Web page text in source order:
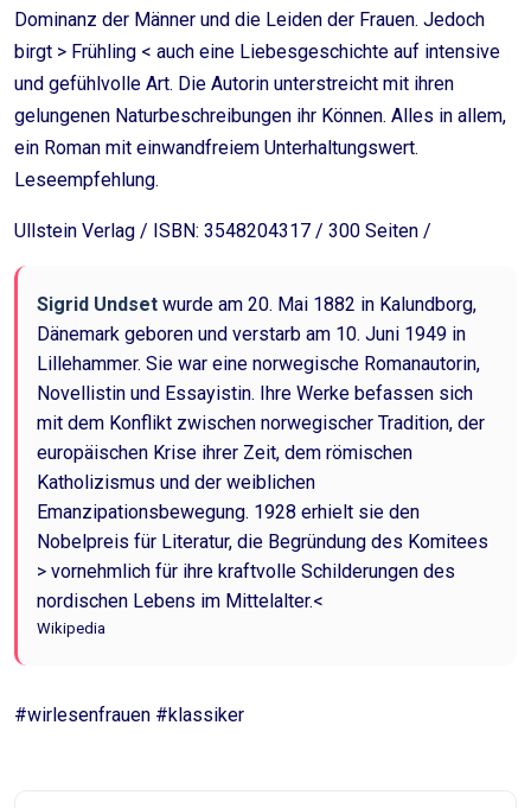
Dominanz der Männer und die Leiden der Frauen. Jedoch
birgt > Frühling < auch eine Liebesgeschichte auf intensive
und gefühlvolle Art. Die Autorin unterstreicht mit ihren
gelungenen Naturbeschreibungen ihr Können. Alles in allem,
ein Roman mit einwandfreiem Unterhaltungswert.
Leseempfehlung.
Ullstein Verlag / ISBN: 3548204317 / 300 Seiten /
Sigrid Undset wurde am 20. Mai 1882 in Kalundborg,
Dänemark geboren und verstarb am 10. Juni 1949 in
Lillehammer. Sie war eine norwegische Romanautorin,
Novellistin und Essayistin. Ihre Werke befassen sich
mit dem Konflikt zwischen norwegischer Tradition, der
europäischen Krise ihrer Zeit, dem römischen
Katholizismus und der weiblichen
Emanzipationsbewegung. 1928 erhielt sie den
Nobelpreis für Literatur, die Begründung des Komitees
> vornehmlich für ihre kraftvolle Schilderungen des
nordischen Lebens im Mittelalter.<
Wikipedia
#wirlesenfrauen #klassiker